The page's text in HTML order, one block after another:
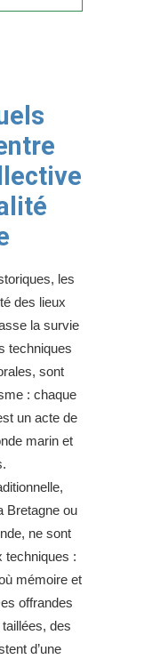
les
des lieux
la survie
techniques
sont
: chaque
un acte de
marin et
Bretagne ou
ne sont
techniques :
mémoire et
offrandes
des
d’une